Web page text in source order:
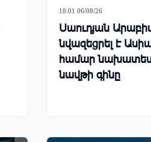
18:01 06/08/26
Սաուդյան
նվազեցրել է
համար
նավթի գինը